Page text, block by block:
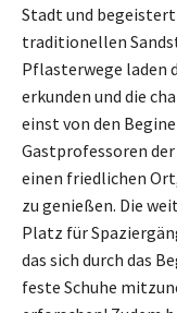
Stadt und
traditionellen
Pflasterwege laden
erkunden und die
einst von den
Gastprofessoren
einen friedlichen
zu genießen. Die
Platz für
das sich durch das
feste Schuhe